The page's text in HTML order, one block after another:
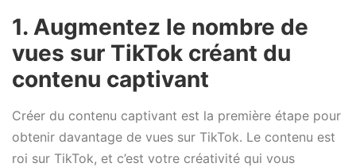
1. Augmentez le nombre de
vues sur TikTok créant du
contenu captivant
Créer du contenu captivant est la première étape pour
obtenir davantage de vues sur TikTok. Le contenu est
roi sur TikTok, et c’est votre créativité qui vous